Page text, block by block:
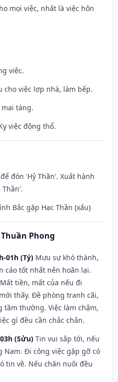
mọi việc, nhất là việc hôn
việc.
cho việc lợp nhà, làm bếp.
mai táng.
việc động thổ.
đón 'Hỷ Thần'. Xuất hành
Thần'.
Bắc gặp Hạc Thần (xấu)
Phong
01h (Tý) Mưu sự khó thành,
cáo tốt nhất nên hoãn lại.
tiền, mất của nếu đi
thấy. Đề phòng tranh cãi,
thường. Việc làm chậm,
gì đều cần chắc chắn.
(Sửu) Tin vui sắp tới, nếu
Đi công việc gặp gỡ có
tin về. Nếu chăn nuôi đều